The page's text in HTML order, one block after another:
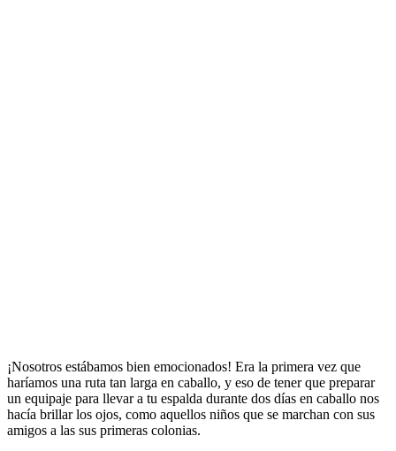
¡Nosotros estábamos bien emocionados! Era la primera vez que
haríamos una ruta tan larga en caballo, y eso de tener que preparar
un equipaje para llevar a tu espalda durante dos días en caballo nos
hacía brillar los ojos, como aquellos niños que se marchan con sus
amigos a las sus primeras colonias.